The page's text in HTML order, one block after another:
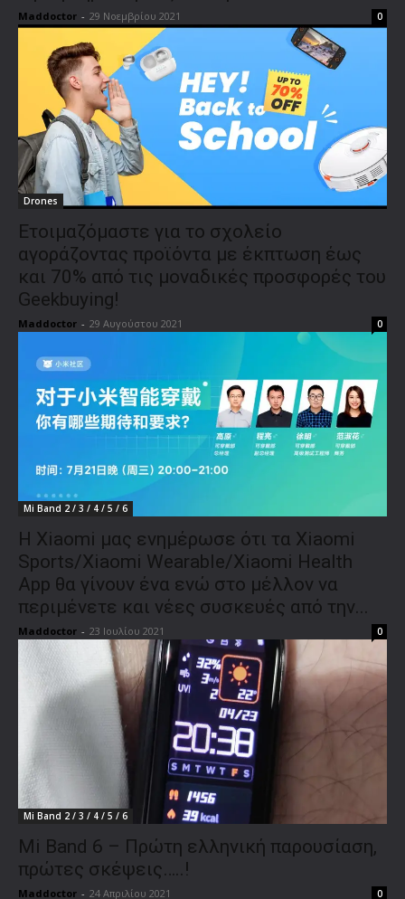
Maddoctor - 29 Νοεμβρίου 2021 0
Drones
Ετοιμαζόμαστε για το σχολείο
αγοράζοντας προϊόντα με έκπτωση έως
και 70% από τις μοναδικές προσφορές του
Geekbuying!
Maddoctor - 29 Αυγούστου 2021 0
Mi Band 2 / 3 / 4 / 5 / 6
Η Xiaomi μας ενημέρωσε ότι τα Xiaomi
Sports/Xiaomi Wearable/Xiaomi Health
App θα γίνουν ένα ενώ στο μέλλον να
περιμένετε και νέες συσκευές από την...
Maddoctor - 23 Ιουλίου 2021 0
Mi Band 2 / 3 / 4 / 5 / 6
Mi Band 6 – Πρώτη ελληνική παρουσίαση,
πρώτες σκέψεις…..!
Maddoctor - 24 Απριλίου 2021 0